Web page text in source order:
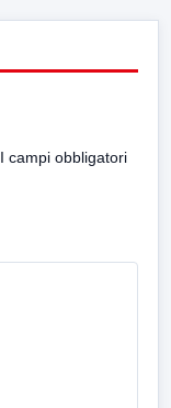
I campi obbligatori